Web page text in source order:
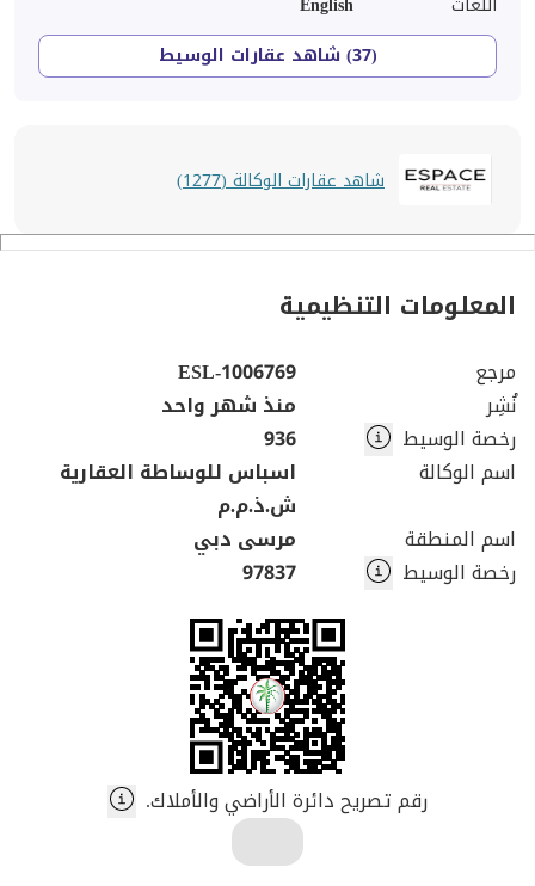
(37) شاهد عقارات الوسيط
شاهد عقارات الوكالة (1277)
المعلومات التنظيمية
مرجع
ESL-1006769
نُشِر
منذ شهر واحد
رخصة الوسيط
936
اسم الوكالة
اسباس للوساطة العقارية
ش.ذ.م.م
اسم المنطقة
مرسى دبي
رخصة الوسيط
97837
رقم تصريح دائرة الأراضي والأملاك.